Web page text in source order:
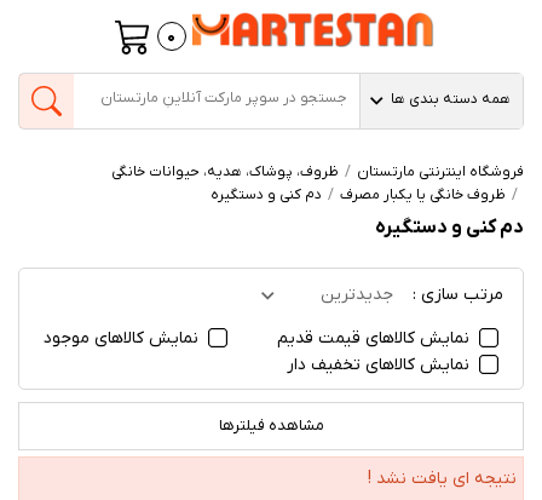
0
همه دسته بندی ها
فروشگاه اینترنتی مارتستان
ظروف، پوشاک، هدیه، حیوانات خانگی
ظروف خانگی یا یکبار مصرف
دم کنی و دستگیره
دم کنی و دستگیره
مرتب سازی :
جدیدترین
نمایش کالاهای قیمت قدیم
نمایش کالاهای موجود
نمایش کالاهای تخفیف دار
مشاهده فیلترها
نتیجه ای یافت نشد !